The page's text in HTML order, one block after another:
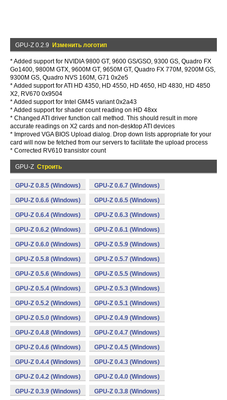
GPU-Z 0.2.9 Изменить логотип
* Added support for NVIDIA 9800 GT, 9600 GS/GSO, 9300 GS, Quadro FX
Go1400, 9800M GTX, 9600M GT, 9650M GT, Quadro FX 770M, 9200M GS,
9300M GS, Quadro NVS 160M, G71 0x2e5
* Added support for ATI HD 4350, HD 4550, HD 4650, HD 4830, HD 4850
X2, RV670 0x9504
* Added support for Intel GM45 variant 0x2a43
* Added support for shader count reading on HD 48xx
* Changed ATI driver function call method. This should result in more
accurate readings on X2 cards and non-desktop ATI devices
* Improved VGA BIOS Upload dialog. Drop down lists appropriate for your
card will now be fetched from our servers to facilitate the upload process
* Corrected RV610 transistor count
GPU-Z Строить
GPU-Z 0.8.5 (Windows) GPU-Z 0.6.7 (Windows)
GPU-Z 0.6.6 (Windows) GPU-Z 0.6.5 (Windows)
GPU-Z 0.6.4 (Windows) GPU-Z 0.6.3 (Windows)
GPU-Z 0.6.2 (Windows) GPU-Z 0.6.1 (Windows)
GPU-Z 0.6.0 (Windows) GPU-Z 0.5.9 (Windows)
GPU-Z 0.5.8 (Windows) GPU-Z 0.5.7 (Windows)
GPU-Z 0.5.6 (Windows) GPU-Z 0.5.5 (Windows)
GPU-Z 0.5.4 (Windows) GPU-Z 0.5.3 (Windows)
GPU-Z 0.5.2 (Windows) GPU-Z 0.5.1 (Windows)
GPU-Z 0.5.0 (Windows) GPU-Z 0.4.9 (Windows)
GPU-Z 0.4.8 (Windows) GPU-Z 0.4.7 (Windows)
GPU-Z 0.4.6 (Windows) GPU-Z 0.4.5 (Windows)
GPU-Z 0.4.4 (Windows) GPU-Z 0.4.3 (Windows)
GPU-Z 0.4.2 (Windows) GPU-Z 0.4.0 (Windows)
GPU-Z 0.3.9 (Windows) GPU-Z 0.3.8 (Windows)